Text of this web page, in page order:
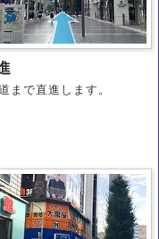
まで直進します。